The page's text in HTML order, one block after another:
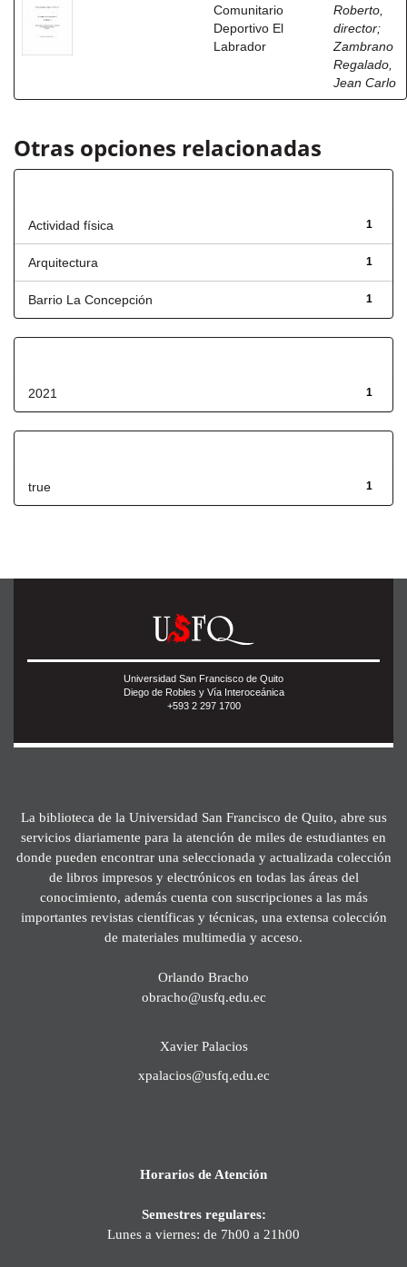
Comunitario
Deportivo El
Labrador
Roberto,
director;
Zambrano
Regalado,
Jean Carlo
Otras opciones relacionadas
1
Actividad física
1
Arquitectura
1
Barrio La Concepción
1
2021
1
true
Universidad San Francisco de Quito
Diego de Robles y Vía Interoceánica
+593 2 297 1700
La biblioteca de la Universidad San Francisco de Quito, abre sus
servicios diariamente para la atención de miles de estudiantes en
donde pueden encontrar una seleccionada y actualizada colección
de libros impresos y electrónicos en todas las áreas del
conocimiento, además cuenta con suscripciones a las más
importantes revistas científicas y técnicas, una extensa colección
de materiales multimedia y acceso.
Orlando Bracho
obracho@usfq.edu.ec
Xavier Palacios
xpalacios@usfq.edu.ec
Horarios de Atención
Semestres regulares:
Lunes a viernes: de 7h00 a 21h00